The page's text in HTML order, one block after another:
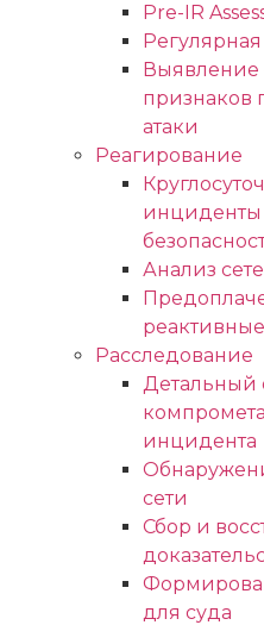
Pre-IR
Выявление
признаков
атаки
Реагирование
Анализ
Расследование
Детальный
инцидента
сети
Сбор и
для суда